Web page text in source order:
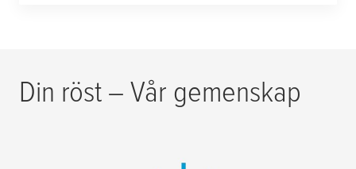
Din röst – Vår gemenskap